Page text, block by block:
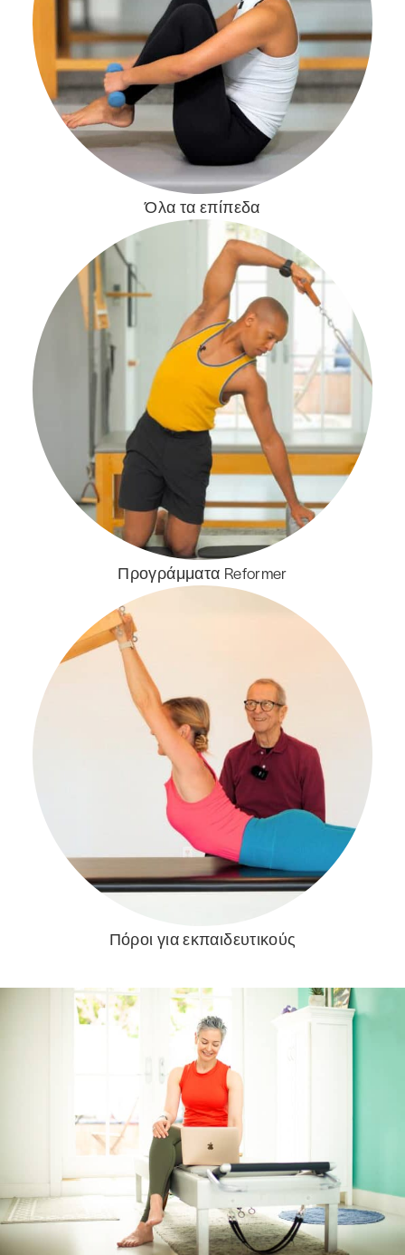
Όλα τα επίπεδα
Προγράμματα Reformer
Πόροι για εκπαιδευτικούς